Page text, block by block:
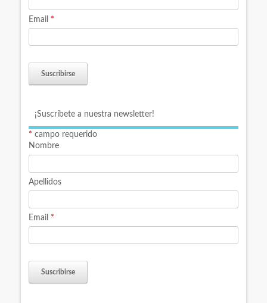
Email *
¡Suscríbete a nuestra newsletter!
* campo requerido
Nombre
Apellidos
Email *